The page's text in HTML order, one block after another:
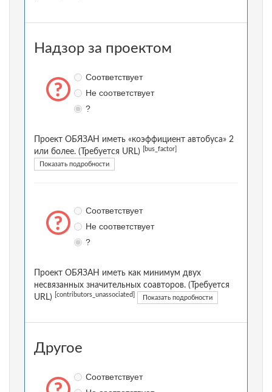
Надзор за проектом
Соответствует
Не соответствует
?
Проект ОБЯЗАН иметь «коэффициент автобуса» 2
или более. (Требуется URL)
[bus_factor]
Показать подробности
Соответствует
Не соответствует
?
Проект ОБЯЗАН иметь как минимум двух
несвязанных значительных соавторов. (Требуется
URL)
[contributors_unassociated] Показать подробности
Другое
Соответствует